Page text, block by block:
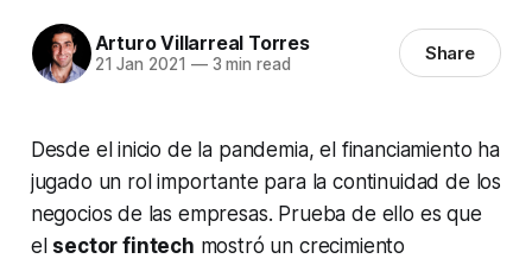
Arturo Villarreal Torres
21 Jan 2021 —3 min read Share
Desde el inicio de la pandemia, el financiamiento ha
jugado un rol importante para la continuidad de los
negocios de las empresas. Prueba de ello es que
el sector fintech mostró un crecimiento